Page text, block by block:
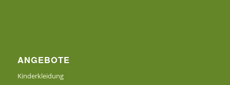
ANGEBOTE
Kinderkleidung